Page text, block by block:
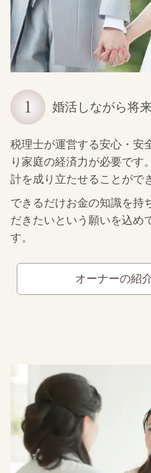
婚活しながら将
税理士が運営する安心・安
り家庭の経済力が必要です
計を成り立たせることがで
できるだけお金の知識を持
だきたいという願いを込め
す。
オーナーの紹